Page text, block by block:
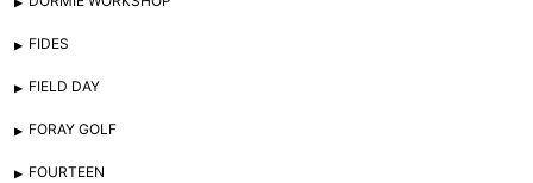
FIDES
FIELD DAY
FORAY GOLF
FOURTEEN